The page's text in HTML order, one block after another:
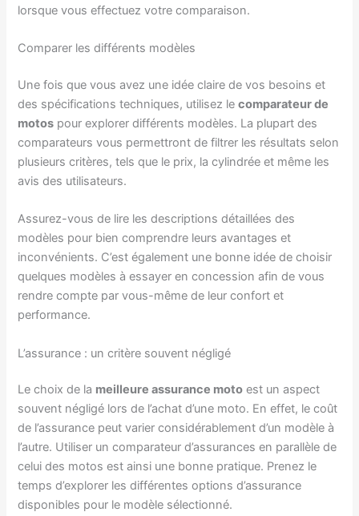
lorsque vous effectuez votre comparaison.
Comparer les différents modèles
Une fois que vous avez une idée claire de vos besoins et
des spécifications techniques, utilisez lecomparateur de
motos pour explorer différents modèles. La plupart des
comparateurs vous permettront de filtrer les résultats selon
plusieurs critères, tels que le prix, la cylindrée et même les
avis des utilisateurs.
Assurez-vous de lire les descriptions détaillées des
modèles pour bien comprendre leurs avantages et
inconvénients. C’est également une bonne idée de choisir
quelques modèles à essayer en concession afin de vous
rendre compte par vous-même de leur confort et
performance.
L’assurance : un critère souvent négligé
Le choix de la meilleure assurance moto est un aspect
souvent négligé lors de l’achat d’une moto. En effet, le coût
de l’assurance peut varier considérablement d’un modèle à
l’autre. Utiliser un comparateur d’assurances en parallèle de
celui des motos est ainsi une bonne pratique. Prenez le
temps d’explorer les différentes options d’assurance
disponibles pour le modèle sélectionné.